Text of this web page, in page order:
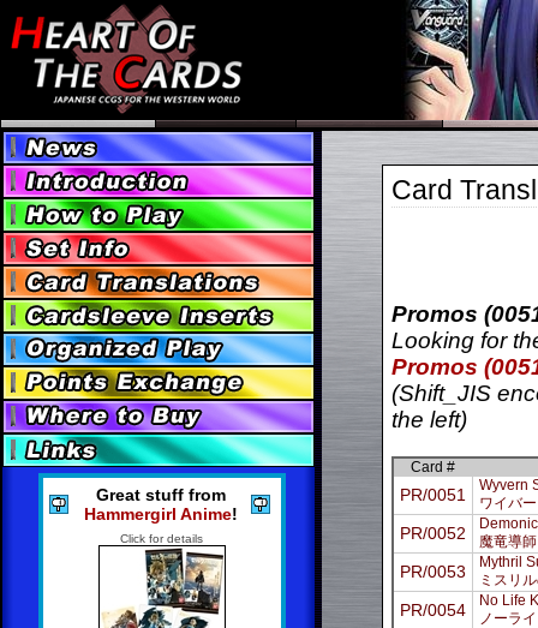
Great stuff from
Hammergirl Anime!
Click for details
Card
Promos
Looking for
Promos
(Shift_JIS
the left)
Card #
PR/0051
Wyvern
ワイバ
PR/0052
魔竜導
PR/0053
Mythril
ミスリ
PR/0054
No Life
ノーラ